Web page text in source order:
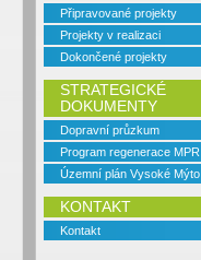
Připravované projekty
Projekty v realizaci
Dokončené projekty
STRATEGICKÉ
DOKUMENTY
Dopravní průzkum
Program regenerace MPR
Územní plán Vysoké Mýto
KONTAKT
Kontakt